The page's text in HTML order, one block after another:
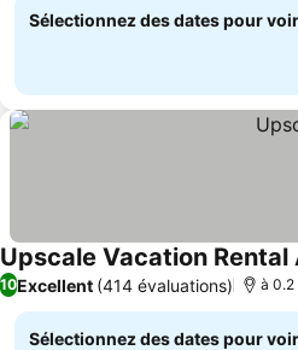
Sélectionnez des dates pour
Upscale Vacation Rental
10Excellent (414 évaluations) à 0.2
Sélectionnez des dates pour